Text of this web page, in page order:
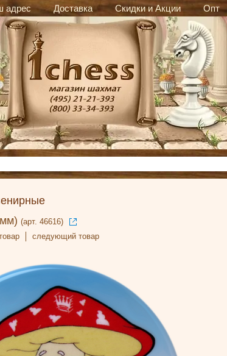
адрес Доставка Скидки и Акции Опт
(арт. 46616)
следующий товар